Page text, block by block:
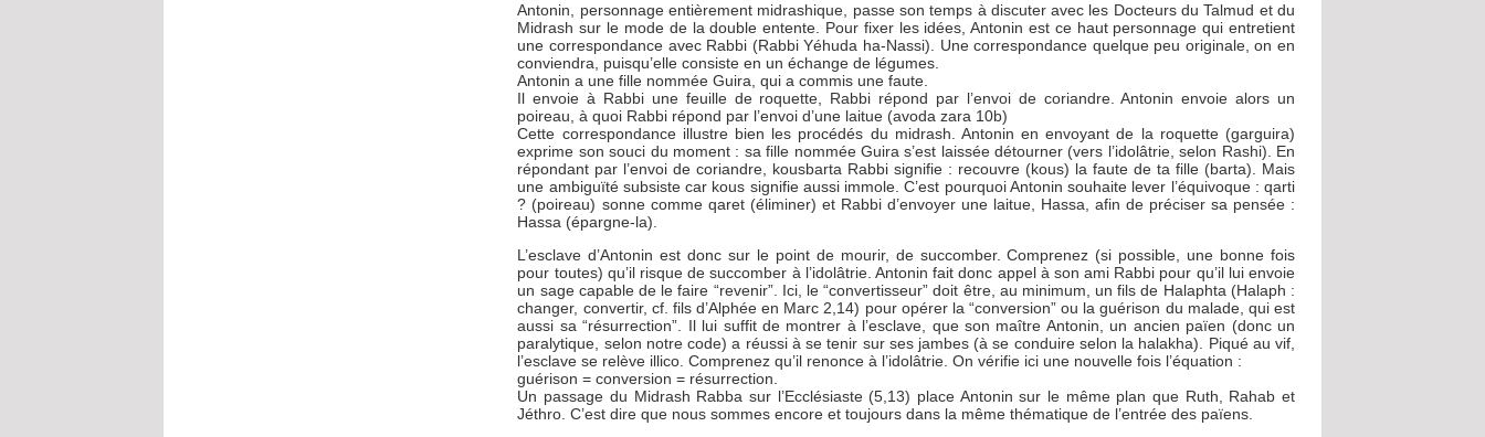
Antonin, personnage entièrement midrashique, passe son temps à discuter avec les Docteurs du Talmud et du
Midrash sur le mode de la double entente. Pour fixer les idées, Antonin est ce haut personnage qui entretient
une correspondance avec Rabbi (Rabbi Yéhuda ha-Nassi). Une correspondance quelque peu originale, on en
conviendra, puisqu’elle consiste en un échange de légumes.
Antonin a une fille nommée Guira, qui a commis une faute.
Il envoie à Rabbi une feuille de roquette, Rabbi répond par l’envoi de coriandre. Antonin envoie alors un
poireau, à quoi Rabbi répond par l’envoi d’une laitue (avoda zara 10b)
Cette correspondance illustre bien les procédés du midrash. Antonin en envoyant de la roquette (garguira)
exprime son souci du moment : sa fille nommée Guira s’est laissée détourner (vers l’idolâtrie, selon Rashi). En
répondant par l’envoi de coriandre, kousbarta Rabbi signifie : recouvre (kous) la faute de ta fille (barta). Mais
une ambiguïté subsiste car kous signifie aussi immole. C’est pourquoi Antonin souhaite lever l’équivoque : qarti
? (poireau) sonne comme qaret (éliminer) et Rabbi d’envoyer une laitue, Hassa, afin de préciser sa pensée :
Hassa (épargne-la).
L’esclave d’Antonin est donc sur le point de mourir, de succomber. Comprenez (si possible, une bonne fois
pour toutes) qu’il risque de succomber à l’idolâtrie. Antonin fait donc appel à son ami Rabbi pour qu’il lui envoie
un sage capable de le faire “revenir”. Ici, le “convertisseur” doit être, au minimum, un fils de Halaphta (Halaph :
changer, convertir, cf. fils d’Alphée en Marc 2,14) pour opérer la “conversion” ou la guérison du malade, qui est
aussi sa “résurrection”. Il lui suffit de montrer à l’esclave, que son maître Antonin, un ancien païen (donc un
paralytique, selon notre code) a réussi à se tenir sur ses jambes (à se conduire selon la halakha). Piqué au vif,
l’esclave se relève illico. Comprenez qu’il renonce à l’idolâtrie. On vérifie ici une nouvelle fois l’équation :
guérison = conversion = résurrection.
Un passage du Midrash Rabba sur l’Ecclésiaste (5,13) place Antonin sur le même plan que Ruth, Rahab et
Jéthro. C’est dire que nous sommes encore et toujours dans la même thématique de l’entrée des païens.